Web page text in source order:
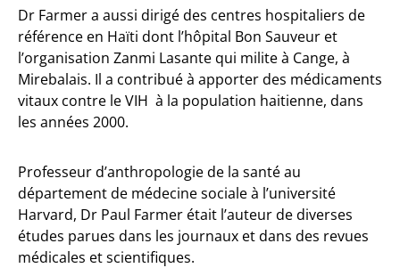
Dr Farmer a aussi dirigé des centres hospitaliers de
référence en Haïti dont l’hôpital Bon Sauveur et
l’organisation Zanmi Lasante qui milite à Cange, à
Mirebalais. Il a contribué à apporter des médicaments
vitaux contre le VIH à la population haitienne, dans
les années 2000.
Professeur d’anthropologie de la santé au
département de médecine sociale à l’université
Harvard, Dr Paul Farmer était l’auteur de diverses
études parues dans les journaux et dans des revues
médicales et scientifiques.